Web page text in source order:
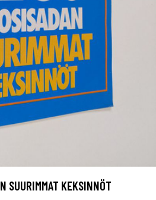
SUURIMMAT KEKSINNÖT